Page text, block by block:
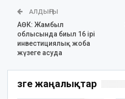
АЛДЫҢҒЫ
АӨК: Жамбыл
облысында биыл 16 ірі
инвестициялық жоба
жүзеге асуда
Өзге жаңалықтар